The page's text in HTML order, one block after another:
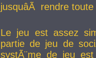
jusquâÃ rendre
Le jeu est assez
partie de jeu de
systÃ¨me de jeu